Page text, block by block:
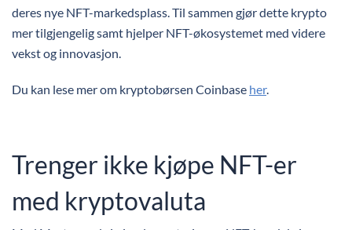
deres nye NFT-markedsplass. Til sammen gjør dette krypto
mer tilgjengelig samt hjelper NFT-økosystemet med videre
vekst og innovasjon.
Du kan lese mer om kryptobørsen Coinbase her.
Trenger ikke kjøpe NFT-er
med kryptovaluta